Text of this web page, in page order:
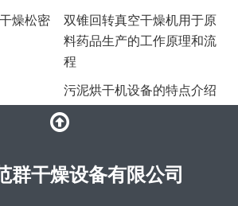
燥松密
双锥回转真空干燥机用于原
料药品生产的工作原理和流
程
污泥烘干机设备的特点介绍
群干燥设备有限公司